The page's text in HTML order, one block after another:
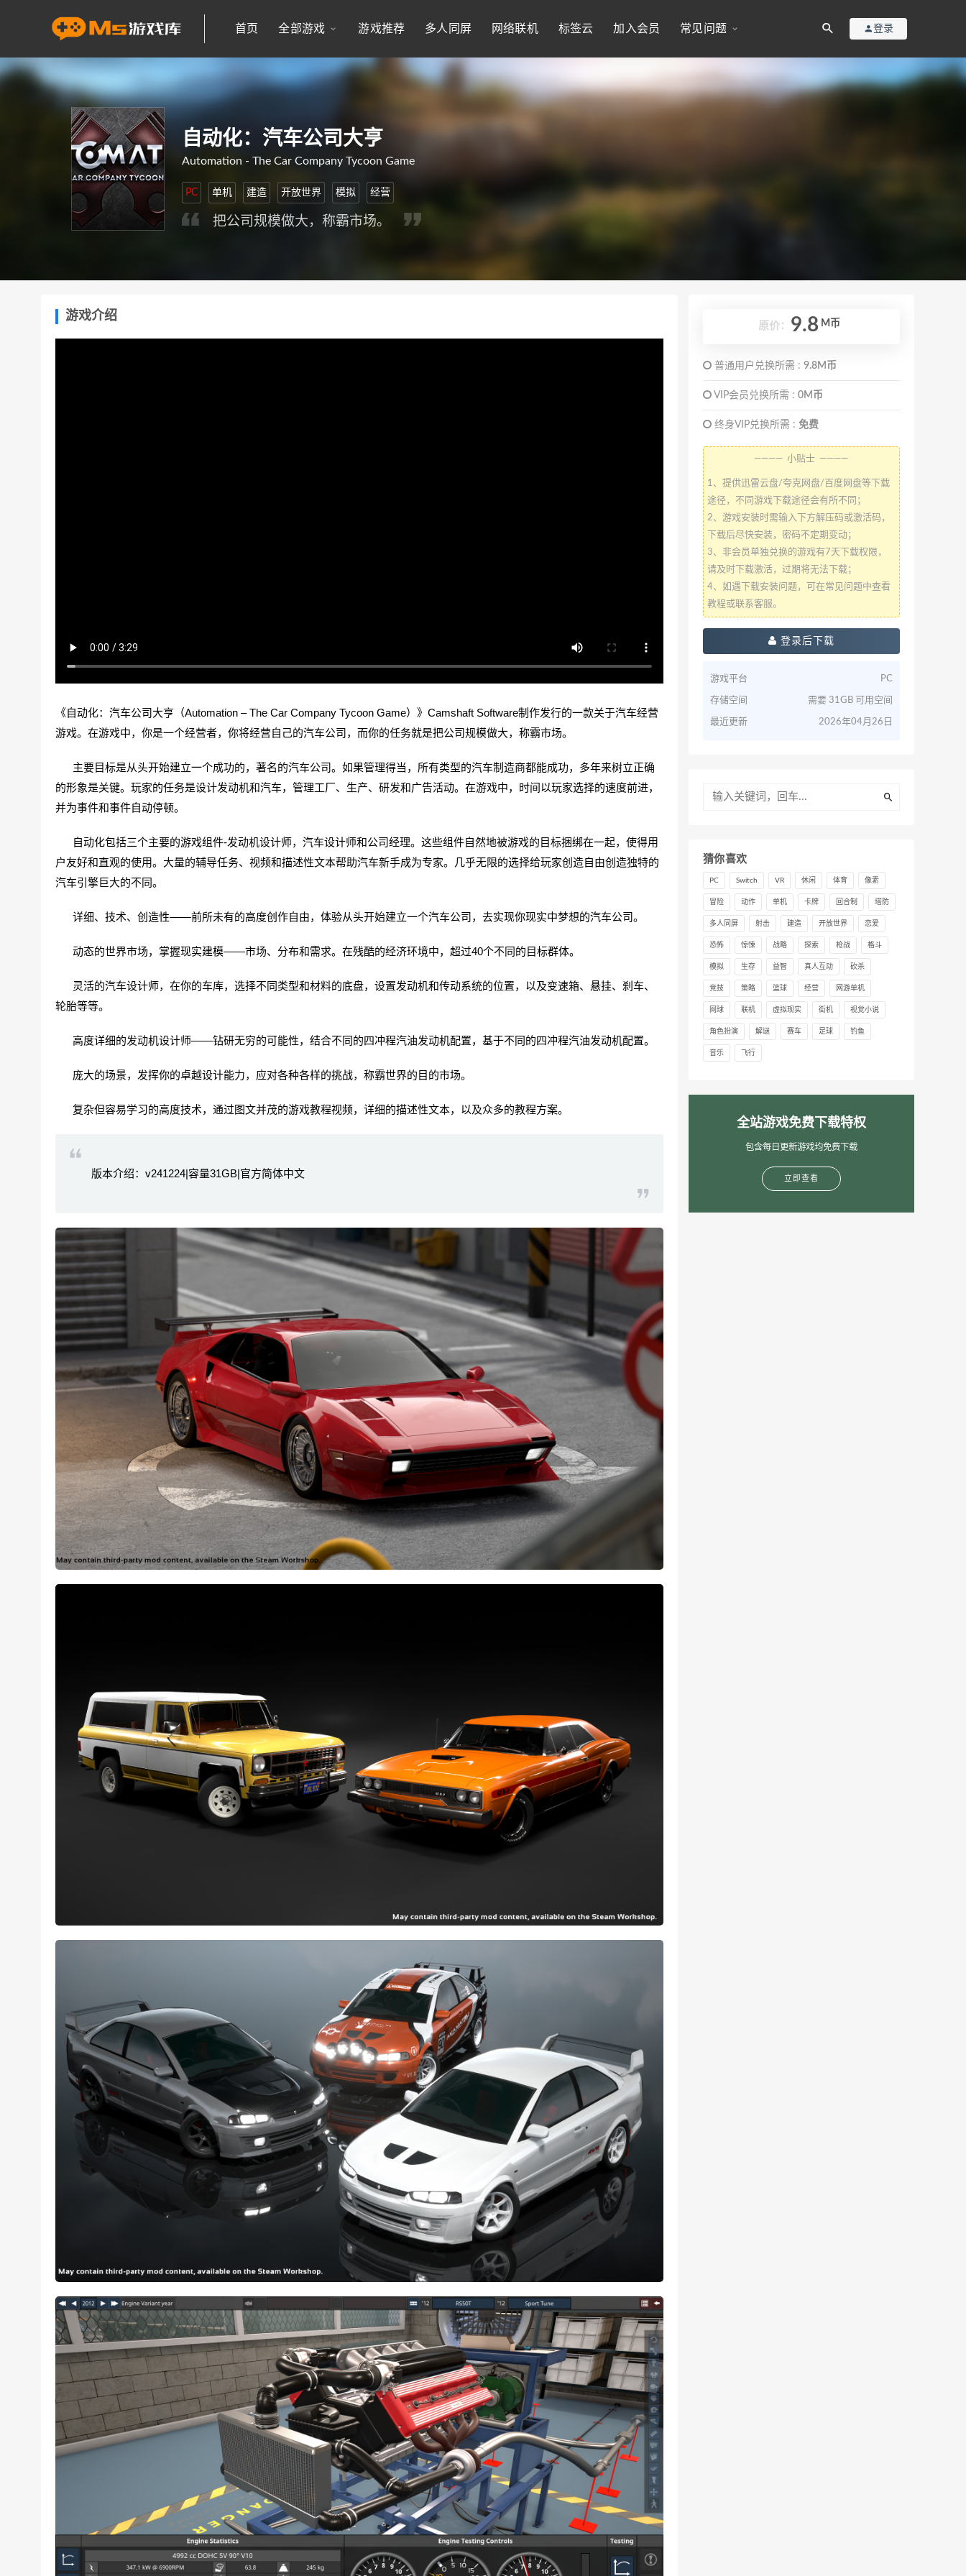
首页 全部游戏 游戏推荐 多人同屏 网络联机 标签云 加入会员 常见问题 登录
自动化：汽车公司大亨
Automation - The Car Company Tycoon Game
PC 单机 建造 开放世界 模拟 经营
把公司规模做大，称霸市场。
游戏介绍
《自动化：汽车公司大亨（Automation – The Car Company Tycoon Game）》Camshaft Software制作发行的一款关于汽车经营
游戏。在游戏中，你是一个经营者，你将经营自己的汽车公司，而你的任务就是把公司规模做大，称霸市场。
主要目标是从头开始建立一个成功的，著名的汽车公司。如果管理得当，所有类型的汽车制造商都能成功，多年来树立正确
的形象是关键。玩家的任务是设计发动机和汽车，管理工厂、生产、研发和广告活动。在游戏中，时间以玩家选择的速度前进，
并为事件和事件自动停顿。
自动化包括三个主要的游戏组件-发动机设计师，汽车设计师和公司经理。这些组件自然地被游戏的目标捆绑在一起，使得用
户友好和直观的使用。大量的辅导任务、视频和描述性文本帮助汽车新手成为专家。几乎无限的选择给玩家创造自由创造独特的
汽车引擎巨大的不同。
详细、技术、创造性——前所未有的高度创作自由，体验从头开始建立一个汽车公司，去实现你现实中梦想的汽车公司。
动态的世界市场，掌握现实建模——市场、分布和需求。在残酷的经济环境中，超过40个不同的目标群体。
灵活的汽车设计师，在你的车库，选择不同类型和材料的底盘，设置发动机和传动系统的位置，以及变速箱、悬挂、刹车、
轮胎等等。
高度详细的发动机设计师——钻研无穷的可能性，结合不同的四冲程汽油发动机配置，基于不同的四冲程汽油发动机配置。
庞大的场景，发挥你的卓越设计能力，应对各种各样的挑战，称霸世界的目的市场。
复杂但容易学习的高度技术，通过图文并茂的游戏教程视频，详细的描述性文本，以及众多的教程方案。
版本介绍：v241224|容量31GB|官方简体中文
原价： 9.8 M币
普通用户兑换所需 : 9.8M币
VIP会员兑换所需 : 0M币
终身VIP兑换所需 : 免费
———— 小贴士 ————
1、提供迅雷云盘/夸克网盘/百度网盘等下载
途径，不同游戏下载途径会有所不同；
2、游戏安装时需输入下方解压码或激活码，
下载后尽快安装，密码不定期变动；
3、非会员单独兑换的游戏有7天下载权限，
请及时下载激活，过期将无法下载；
4、如遇下载安装问题，可在常见问题中查看
教程或联系客服。
登录后下载
游戏平台 PC
存储空间 需要 31GB 可用空间
最近更新 2026年04月26日
猜你喜欢
PC Switch VR 休闲 体育 像素
冒险 动作 单机 卡牌 回合制 塔防
多人同屏 射击 建造 开放世界 恋爱
恐怖 惊悚 战略 探索 枪战 格斗
模拟 生存 益智 真人互动 砍杀
竞技 策略 篮球 经营 网游单机
网球 联机 虚拟现实 街机 视觉小说
角色扮演 解谜 赛车 足球 钓鱼
音乐 飞行
全站游戏免费下载特权
包含每日更新游戏均免费下载
立即查看